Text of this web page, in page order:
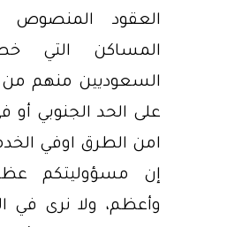
العقود المنصوص
المساكن التي
السعوديين منهم من
على الحد الجنوبي أو
امن الطرق اوفي
إن مسؤوليتكم
وأعظم، ولا نرى في